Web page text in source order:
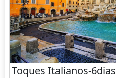
Toques Italianos-6dias